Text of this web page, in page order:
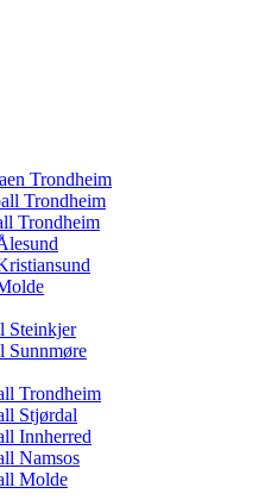
Trondheim
Trondheim
Trondheim
Steinkjer
Sunnmøre
Trondheim
Stjørdal
Innherred
Namsos
Molde